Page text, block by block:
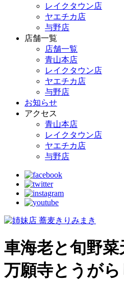
レイクタウン店
ヤエチカ店
与野店
店舗一覧
店舗一覧
青山本店
レイクタウン店
ヤエチカ店
与野店
お知らせ
アクセス
青山本店
レイクタウン店
ヤエチカ店
与野店
車海老と旬野
万願寺とうが